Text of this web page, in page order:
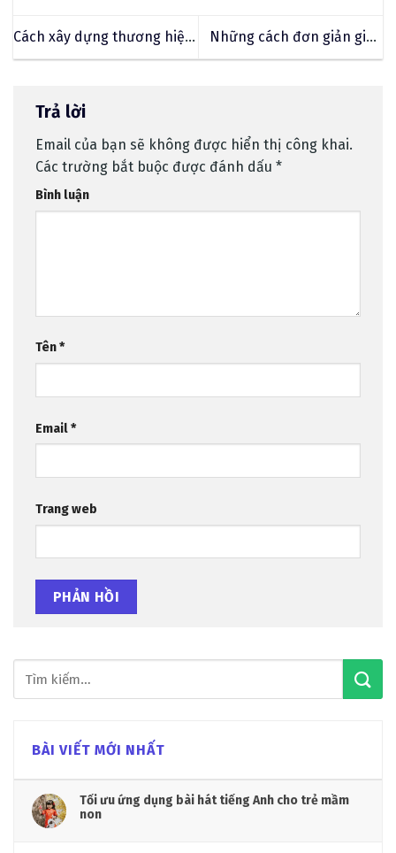
BÀI VIẾT MỚI NHẤT
Tối ưu ứng dụng bài hát tiếng Anh cho trẻ mầm
non
Cách xây dựng thương hiệu
cho nhà hàng
Những cách đơn giản giúp
cắt giảm chi phí kinh doanh
Trả lời
Email của bạn sẽ không được hiển thị công khai.
Các trường bắt buộc được đánh dấu *
Bình luận
Tên*
Email*
Trang web